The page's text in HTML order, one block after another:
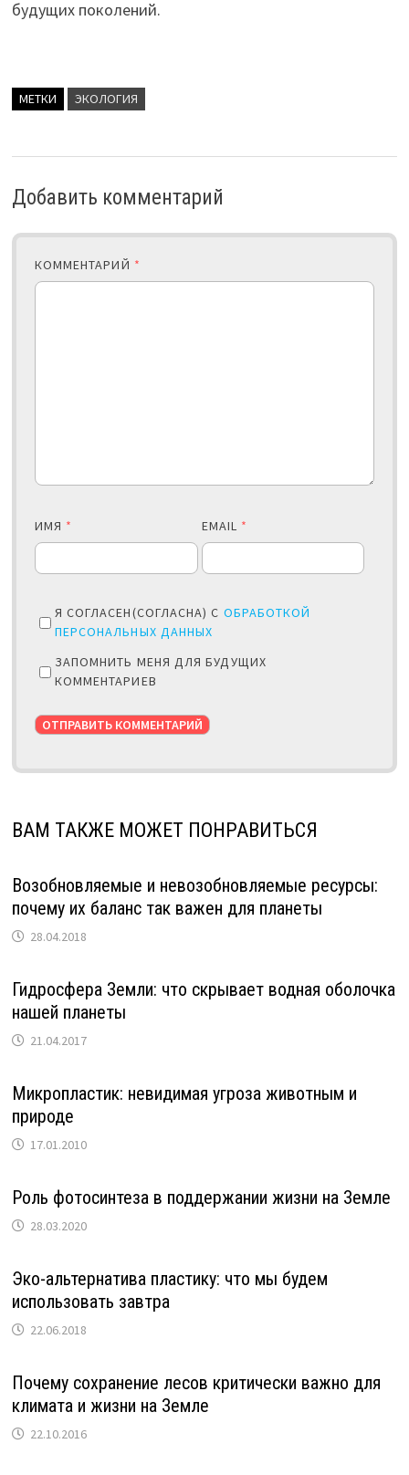
будущих поколений.
МЕТКИ ЭКОЛОГИЯ
Добавить комментарий
КОММЕНТАРИЙ *
ИМЯ * EMAIL *
Я СОГЛАСЕН(СОГЛАСНА) С ОБРАБОТКОЙ
ПЕРСОНАЛЬНЫХ ДАННЫХ
ЗАПОМНИТЬ МЕНЯ ДЛЯ БУДУЩИХ
КОММЕНТАРИЕВ
ВАМ ТАКЖЕ МОЖЕТ ПОНРАВИТЬСЯ
Возобновляемые и невозобновляемые ресурсы:
почему их баланс так важен для планеты
28.04.2018
Гидросфера Земли: что скрывает водная оболочка
нашей планеты
21.04.2017
Микропластик: невидимая угроза животным и
природе
17.01.2010
Роль фотосинтеза в поддержании жизни на Земле
28.03.2020
Эко-альтернатива пластику: что мы будем
использовать завтра
22.06.2018
Почему сохранение лесов критически важно для
климата и жизни на Земле
22.10.2016